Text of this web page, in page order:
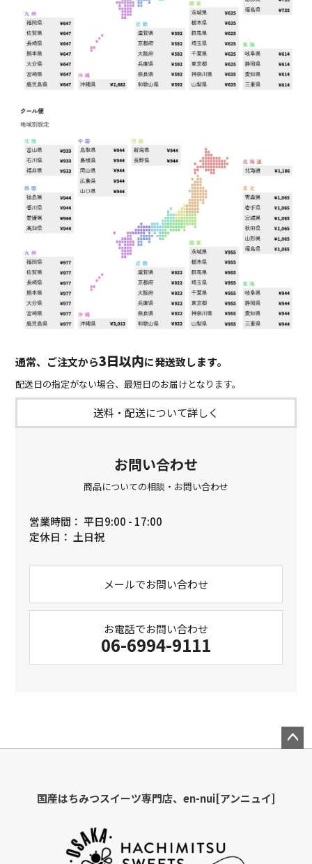
通常、ご注文から3日以内に発送致します。
配送日の指定がない場合、最短日のお届けとなります。
送料・配送について詳しく
お問い合わせ
商品についての相談・お問い合わせ
営業時間： 平日9:00 - 17:00
定休日： 土日祝
メールでお問い合わせ
お電話でお問い合わせ
06-6994-9111
国産はちみつスイーツ専門店、en-nui[アンニュイ]